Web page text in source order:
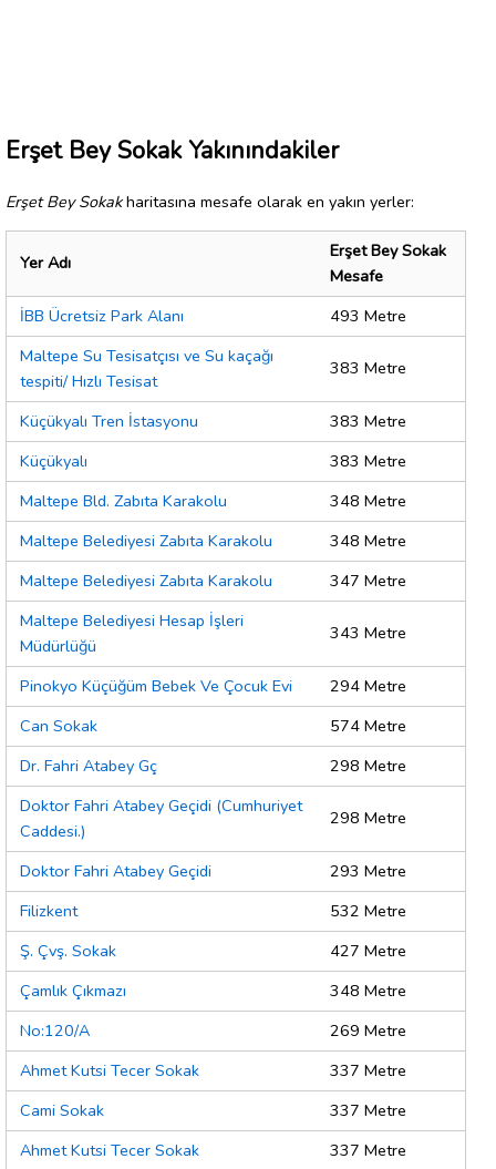
Erşet Bey Sokak Yakınındakiler
Erşet Bey Sokakharitasına mesafe olarak en yakın yerler:
Yer Adı
Erşet Bey Sokak
Mesafe
İBB Ücretsiz Park Alanı
493 Metre
Maltepe Su Tesisatçısı ve Su kaçağı
tespiti/ Hızlı Tesisat
383 Metre
Küçükyalı Tren İstasyonu
383 Metre
Küçükyalı
383 Metre
Maltepe Bld. Zabıta Karakolu
348 Metre
Maltepe Belediyesi Zabıta Karakolu
348 Metre
Maltepe Belediyesi Zabıta Karakolu
347 Metre
Maltepe Belediyesi Hesap İşleri
Müdürlüğü
343 Metre
Pinokyo Küçüğüm Bebek Ve Çocuk Evi
294 Metre
Can Sokak
574 Metre
Dr. Fahri Atabey Gç
298 Metre
Doktor Fahri Atabey Geçidi (Cumhuriyet
Caddesi.)
298 Metre
Doktor Fahri Atabey Geçidi
293 Metre
Filizkent
532 Metre
Ş. Çvş. Sokak
427 Metre
Çamlık Çıkmazı
348 Metre
No:120/A
269 Metre
Ahmet Kutsi Tecer Sokak
337 Metre
Cami Sokak
337 Metre
Ahmet Kutsi Tecer Sokak
337 Metre